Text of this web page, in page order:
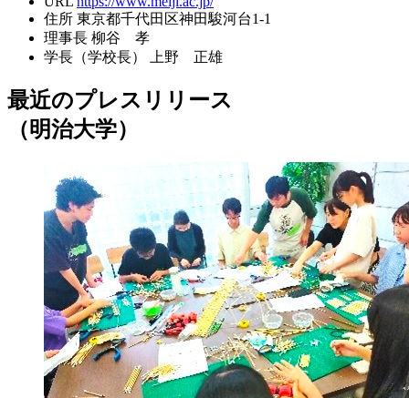
住所 東京都千代田区神田駿河台1-1
理事長 柳谷 孝
学長（学校長）
上野 正雄
最近のプレスリリース
（明治大学）